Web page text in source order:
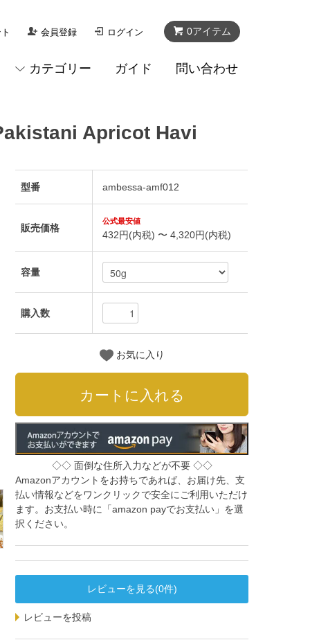
0アイテム
会員登録 ログイン
カテゴリー ガイド 問い合わせ
Apricot Havi
型番 ambessa-amf012
販売価格
432円(内税) 〜 4,320円(内税)
容量
購入数
お気に入り
◇◇ 面倒な住所入力などが不要 ◇◇
Amazonアカウントをお持ちであれば、お届け先、支
払い情報などをワンクリックで安全にご利用いただけ
ます。お支払い時に「amazon payでお支払い」を選
択ください。
レビューを見る(0件)
レビューを投稿